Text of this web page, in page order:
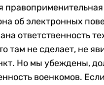
правоприменительная
об электронных
ответственность
там не сделает, не
Но мы убеждены,
военкомов. Если